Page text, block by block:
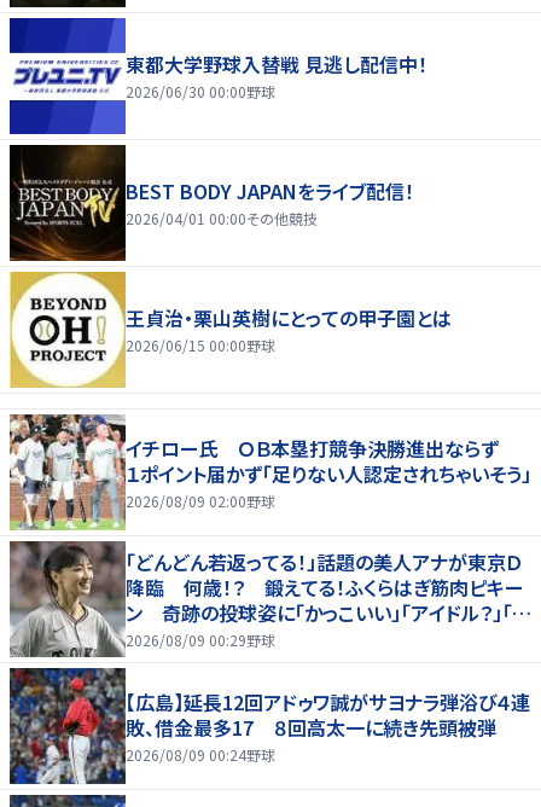
東都大学野球入替戦 見逃し配信中！
2026/06/30 00:00野球
BEST BODY JAPANをライブ配信！
2026/04/01 00:00その他競技
王貞治・栗山英樹にとっての甲子園とは
2026/06/15 00:00野球
イチロー氏 ＯＢ本塁打競争決勝進出ならず
１ポイント届かず「足りない人認定されちゃいそう」
2026/08/09 02:00野球
「どんどん若返ってる！」話題の美人アナが東京Ｄ
降臨 何歳！？ 鍛えてる！ふくらはぎ筋肉ピキー
ン 奇跡の投球姿に「かっこいい」「アイドル？」「女
神」
2026/08/09 00:29野球
【広島】延長12回アドゥワ誠がサヨナラ弾浴び４連
敗、借金最多17 ８回高太一に続き先頭被弾
2026/08/09 00:24野球